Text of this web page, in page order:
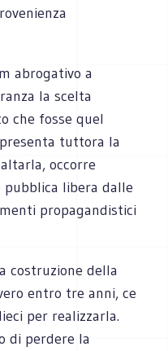
abrogativo a
la scelta
che fosse quel
tuttora la
occorre
pubblica libera dalle
propagandistici
costruzione della
entro tre anni, ce
per realizzarla.
di perdere la